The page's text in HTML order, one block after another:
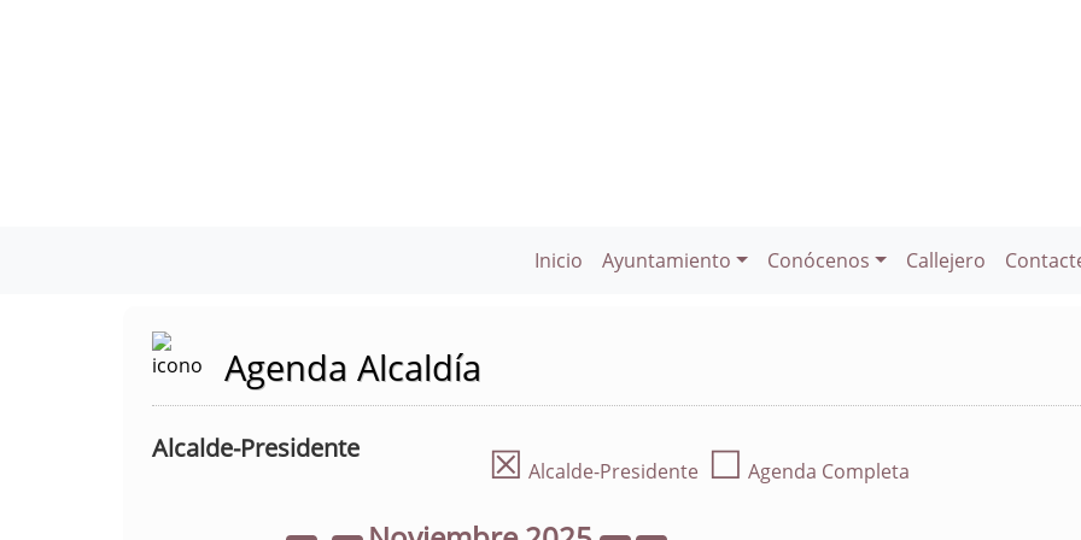
Inicio Ayuntamiento Conócenos Callejero
Agenda Alcaldía
Alcalde-Presidente ☒ Alcalde-Presidente ☐ Agenda Completa